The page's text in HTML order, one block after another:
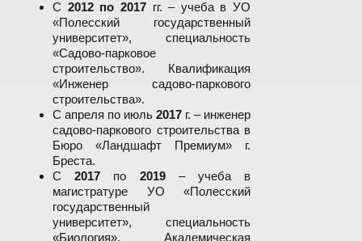
С 2012 по 2017гг. – учеба в УО
«Полесский государственный
университет», специальность
«Садово-парковое
строительство». Квалификация
«Инженер садово-паркового
строительства».
С апреля по июль 2017 г. – инженер
садово-паркового строительства в
Бюро «Ландшафт Премиум» г.
Бреста.
С2017 по 2019– учеба в
магистратуре УО «Полесский
государственный
университет», специальность
«Биология». Академическая